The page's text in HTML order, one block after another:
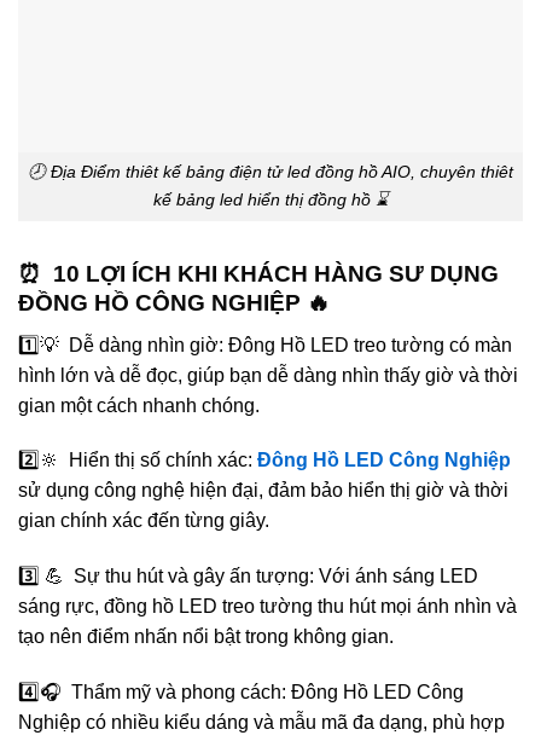
🕗 Địa Điểm thiêt kế bảng điện tử led đồng hồ AIO, chuyên thiêt
kế bảng led hiển thị đồng hồ ⌛️
⏰ 10 LỢI ÍCH KHI KHÁCH HÀNG SƯ DỤNG
ĐỒNG HỒ CÔNG NGHIỆP 🔥
1️⃣💡 Dễ dàng nhìn giờ: Đông Hồ LED treo tường có màn
hình lớn và dễ đọc, giúp bạn dễ dàng nhìn thấy giờ và thời
gian một cách nhanh chóng.
2️⃣🔆 Hiển thị số chính xác: Đông Hồ LED Công Nghiệp
sử dụng công nghệ hiện đại, đảm bảo hiển thị giờ và thời
gian chính xác đến từng giây.
3️⃣ 💪 Sự thu hút và gây ấn tượng: Với ánh sáng LED
sáng rực, đồng hồ LED treo tường thu hút mọi ánh nhìn và
tạo nên điểm nhấn nổi bật trong không gian.
4️⃣🎧 Thẩm mỹ và phong cách: Đông Hồ LED Công
Nghiệp có nhiều kiểu dáng và mẫu mã đa dạng, phù hợp